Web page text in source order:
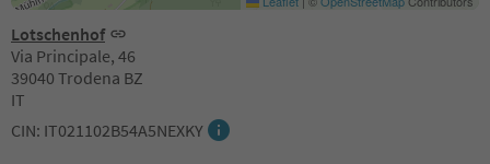
Lotschenhof
Via Principale, 46
39040 Trodena BZ
IT
CIN: IT021102B54A5NEXKY